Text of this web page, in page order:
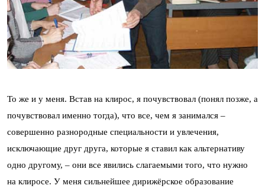
То же и у меня. Встав на клирос, я почувствовал (понял позже, а
почувствовал именно тогда), что все, чем я занимался –
совершенно разнородные специальности и увлечения,
исключающие друг друга, которые я ставил как альтернативу
одно другому, – они все явились слагаемыми того, что нужно
на клиросе. У меня сильнейшее дирижёрское образование